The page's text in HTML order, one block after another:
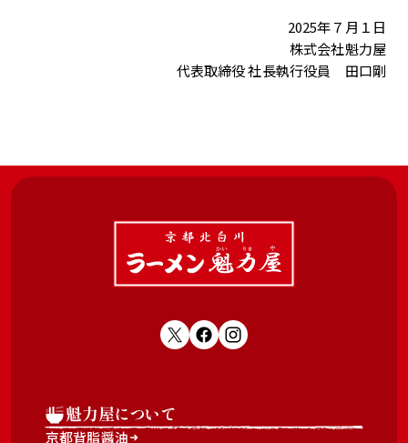
2025年７月１日
株式会社魁力屋
代表取締役 社長執行役員 田口剛
魁力屋について
京都背脂醤油